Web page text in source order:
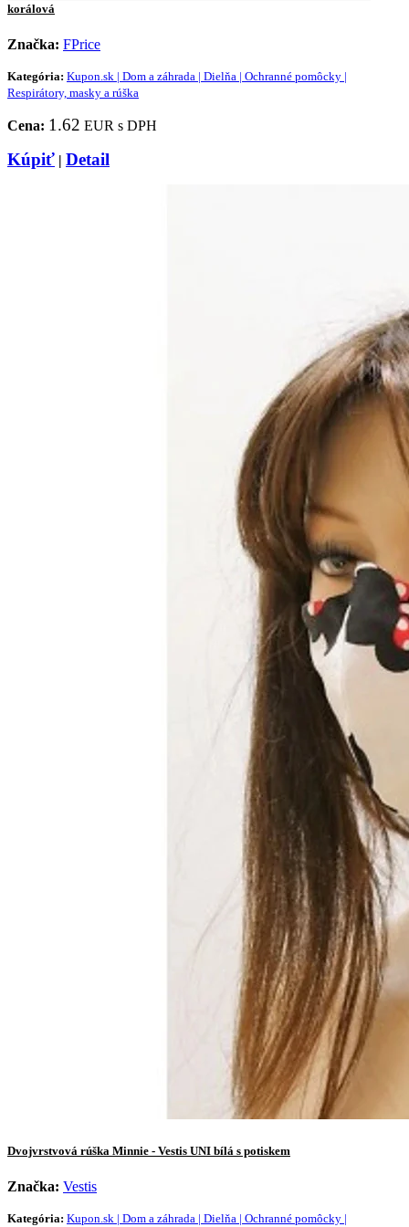
korálová
Značka: FPrice
Kategória: Kupon.sk | Dom a záhrada | Dielňa | Ochranné pomôcky |
Respirátory, masky a rúška
Cena: 1.62 EUR s DPH
Kúpiť | Detail
Dvojvrstvová rúška Minnie - Vestis UNI bílá s potiskem
Značka: Vestis
Kategória: Kupon.sk | Dom a záhrada | Dielňa | Ochranné pomôcky |